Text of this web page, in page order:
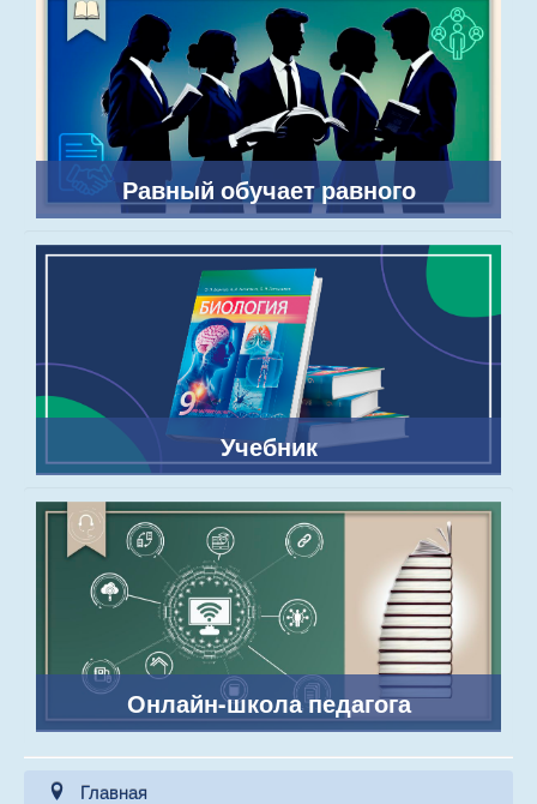
Равный обучает равного
Учебник
Онлайн-школа педагога
Главная